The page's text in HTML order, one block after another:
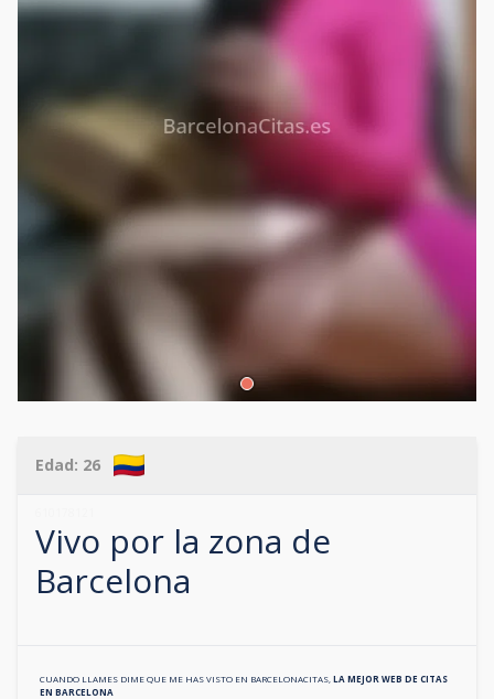
Edad: 26
Vivo por la zona de
Barcelona
CUANDO LLAMES DIME QUE ME HAS VISTO EN BARCELONACITAS LA MEJOR WEB DE CITAS
EN BARCELONA